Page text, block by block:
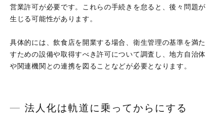
営業許可が必要です。これらの手続きを怠ると、後々問題が
生じる可能性があります。
具体的には、飲食店を開業する場合、衛生管理の基準を満た
すための設備や取得すべき許可について調査し、地方自治体
や関連機関との連携を図ることなどが必要となります。
法人化は軌道に乗ってからにする